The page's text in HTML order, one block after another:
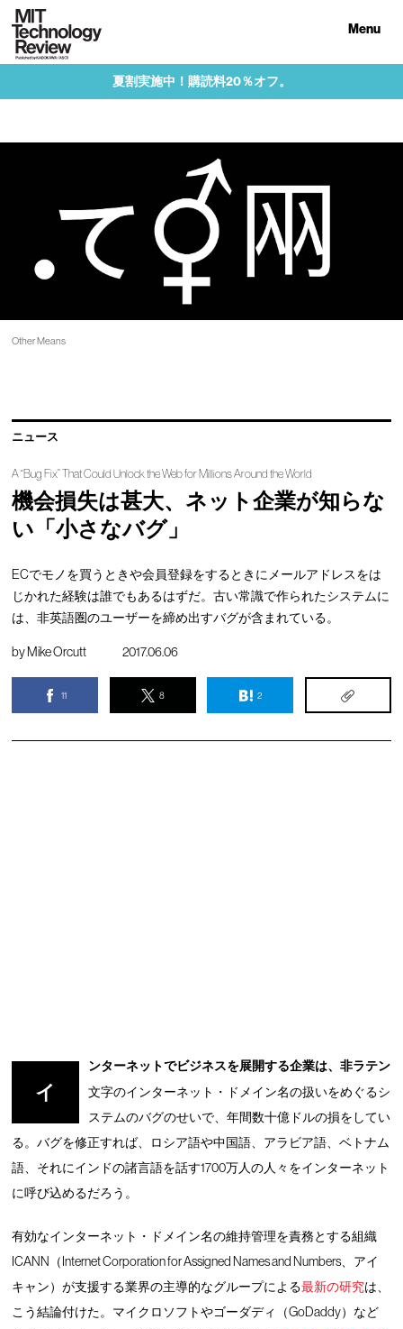
Menu
夏割実施中！購読料20％オフ。
Other Means
ニュース
A “Bug Fix” That Could Unlock the Web for Millions Around the World
機会損失は甚大、ネット企業が知らな
い「小さなバグ」
ECでモノを買うときや会員登録をするときにメールアドレスをは
じかれた経験は誰でもあるはずだ。古い常識で作られたシステムに
は、非英語圏のユーザーを締め出すバグが含まれている。
byMike Orcutt 2017.06.06
11 8 2
イ
ンターネットでビジネスを展開する企業は、非ラテン
文字のインターネット・ドメイン名の扱いをめぐるシ
ステムのバグのせいで、年間数十億ドルの損をしてい
る。バグを修正すれば、ロシア語や中国語、アラビア語、ベトナム
語、それにインドの諸言語を話す1700万人の人々をインターネット
に呼び込めるだろう。
有効なインターネット・ドメイン名の維持管理を責務とする組織
ICANN（Internet Corporation for Assigned Names and Numbers、アイ
キャン）が支援する業界の主導的なグループによる最新の研究は、
こう結論付けた。マイクロソフトやゴーダディ（GoDaddy）など